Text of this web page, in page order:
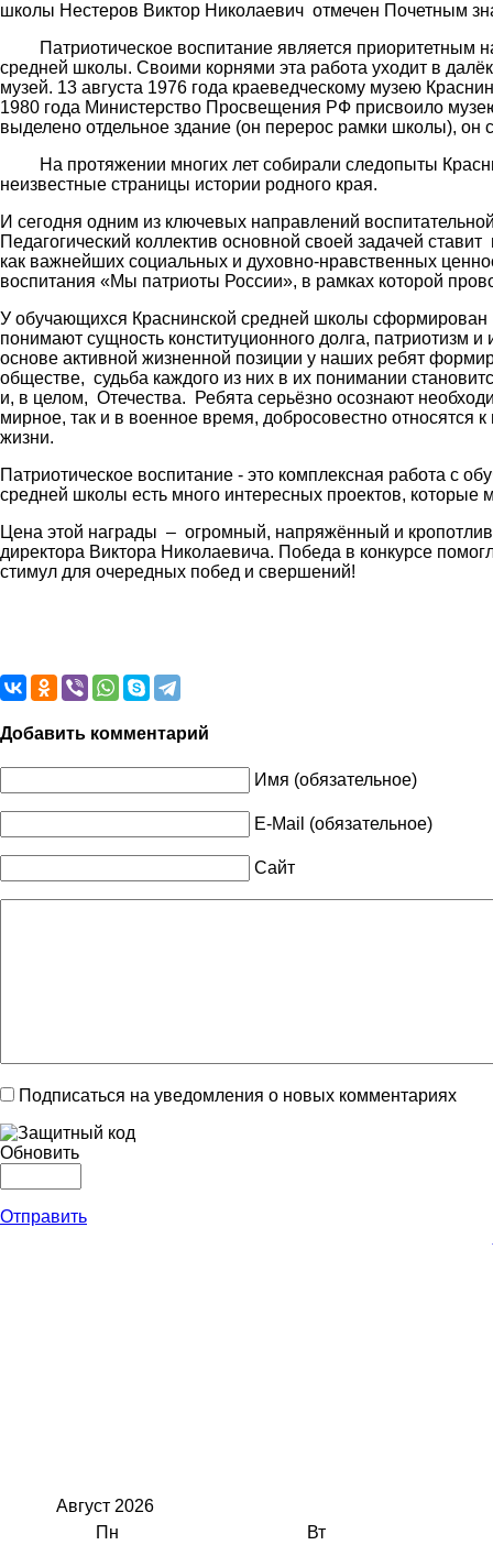
школы Нестеров Виктор Николаевич отмечен Почетным
Патриотическое воспитание является приоритетным
средней школы. Своими корнями эта работа уходит в
музей. 13 августа 1976 года краеведческому музею
1980 года Министерство Просвещения РФ присвоило
выделено отдельное здание (он перерос рамки школы), он
На протяжении многих лет собирали следопыты
неизвестные страницы истории родного края.
И сегодня одним из ключевых направлений
Педагогический коллектив основной своей задачей
как важнейших социальных и духовно-нравственных
воспитания «Мы патриоты России», в рамках которой
У обучающихся Краснинской средней школы сформирован
понимают сущность конституционного долга,
основе активной жизненной позиции у наших ребят
обществе, судьба каждого из них в их понимании
и, в целом, Отечества. Ребята серьёзно осознают
мирное, так и в военное время, добросовестно относятся
жизни.
Патриотическое воспитание - это комплексная работа с
средней школы есть много интересных проектов, которые
Цена этой награды – огромный, напряжённый и
директора Виктора Николаевича. Победа в конкурсе
стимул для очередных побед и свершений!
Добавить комментарий
Имя (обязательное)
E-Mail (обязательное)
Сайт
Подписаться на уведомления о новых комментариях
Обновить
Отправить
Август 2026
Пн
Вт